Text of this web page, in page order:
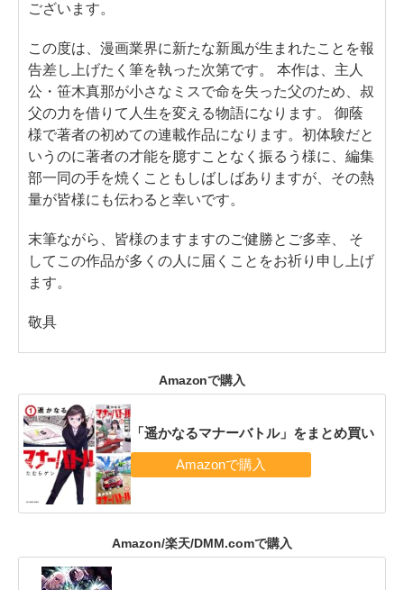
ございます。
この度は、漫画業界に新たな新風が生まれたことを報
告差し上げたく筆を執った次第です。 本作は、主人
公・笹木真那が小さなミスで命を失った父のため、叔
父の力を借りて人生を変える物語になります。 御蔭
様で著者の初めての連載作品になります。初体験だと
いうのに著者の才能を臆すことなく振るう様に、編集
部一同の手を焼くこともしばしばありますが、その熱
量が皆様にも伝わると幸いです。
末筆ながら、皆様のますますのご健勝とご多幸、 そ
してこの作品が多くの人に届くことをお祈り申し上げ
ます。
敬具
Amazonで購入
「遥かなるマナーバトル」をまとめ買い
Amazon/楽天/DMM.comで購入